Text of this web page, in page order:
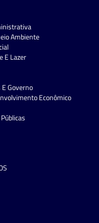
Ambiente
E Lazer
Governo
Econômico